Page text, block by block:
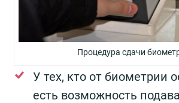
Процедура сдачи
У тех, кто от биометрии
есть возможность